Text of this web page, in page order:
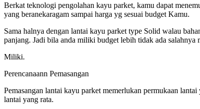
Berkat teknologi pengolahan kayu parket, kamu dapat
yang beranekaragam sampai harga yg sesuai budget Kamu.
Sama halnya dengan lantai kayu parket type Solid walau
panjang. Jadi bila anda miliki budget lebih tidak ada
Miliki.
Perencanaann Pemasangan
Pemasangan lantai kayu parket memerlukan permukaan
lantai yang rata.